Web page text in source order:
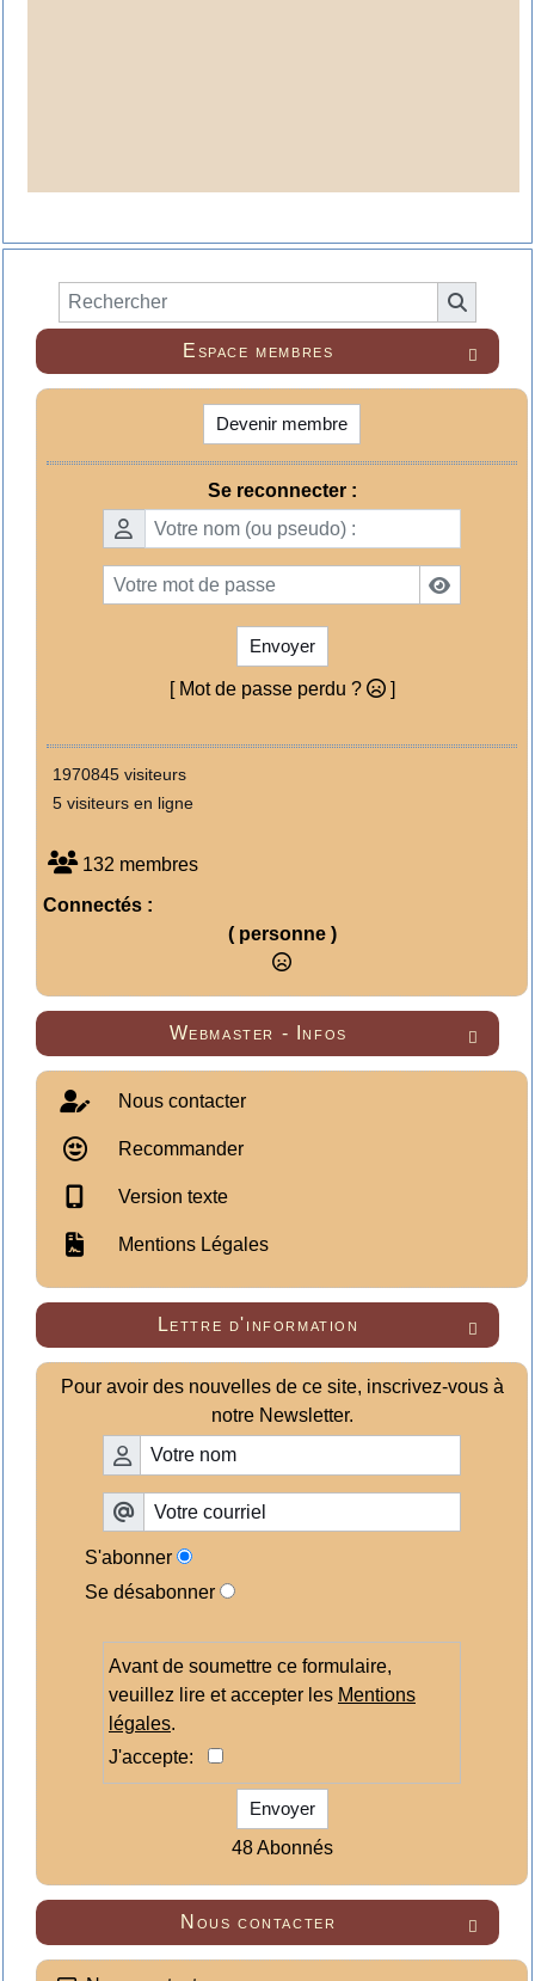

Espace membres
Devenir membre
Se reconnecter :
Envoyer
[ Mot de passe perdu ? ]
1970845 visiteurs
5 visiteurs en ligne
132 membres
Connectés :
( personne )

Webmaster - Infos
Nous contacter
Recommander
Version texte
Mentions Légales

Lettre d'information
Pour avoir des nouvelles de ce site, inscrivez-vous à
notre Newsletter.
S'abonner
Se désabonner
Avant de soumettre ce formulaire,
veuillez lire et accepter les Mentions
légales.
J'accepte:
Envoyer
48 Abonnés

Nous contacter